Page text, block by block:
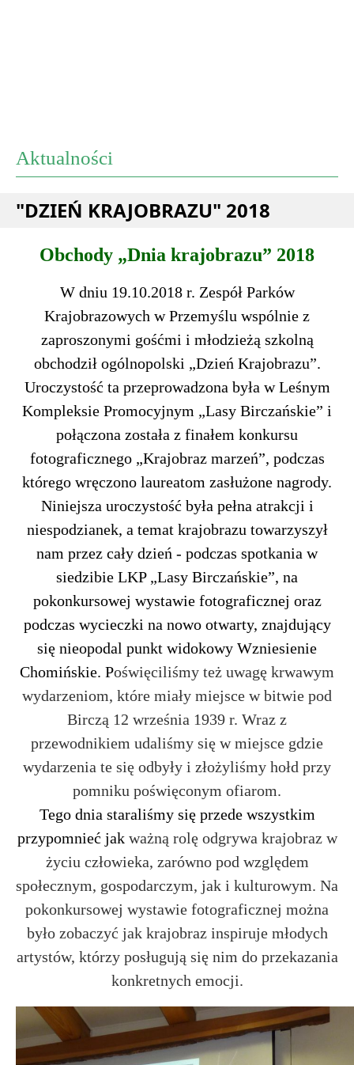
Aktualności
"DZIEŃ KRAJOBRAZU" 2018
Obchody „Dnia krajobrazu” 2018
W dniu 19.10.2018 r. Zespół Parków
Krajobrazowych w Przemyślu wspólnie z
zaproszonymi gośćmi i młodzieżą szkolną
obchodził ogólnopolski „Dzień Krajobrazu”.
Uroczystość ta przeprowadzona była w Leśnym
Kompleksie Promocyjnym „Lasy Birczańskie” i
połączona została z finałem konkursu
fotograficznego „Krajobraz marzeń”, podczas
którego wręczono laureatom zasłużone nagrody.
Niniejsza uroczystość była pełna atrakcji i
niespodzianek, a temat krajobrazu towarzyszył
nam przez cały dzień - podczas spotkania w
siedzibie LKP „Lasy Birczańskie”, na
pokonkursowej wystawie fotograficznej oraz
podczas wycieczki na nowo otwarty, znajdujący
się nieopodal punkt widokowy Wzniesienie
Chomińskie. Poświęciliśmy też uwagę krwawym
wydarzeniom, które miały miejsce w bitwie pod
Birczą 12 września 1939 r. Wraz z
przewodnikiem udaliśmy się w miejsce gdzie
wydarzenia te się odbyły i złożyliśmy hołd przy
pomniku poświęconym ofiarom.
Tego dnia staraliśmy się przede wszystkim
przypomnieć jakważną rolę odgrywa krajobraz w
życiu człowieka, zarówno pod względem
społecznym, gospodarczym, jak i kulturowym. Na
pokonkursowej wystawie fotograficznej można
było zobaczyć jak krajobraz inspiruje młodych
artystów, którzy posługują się nim do przekazania
konkretnych emocji.